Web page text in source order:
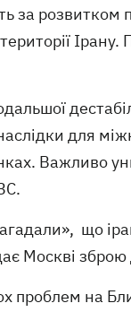
за розвитком
для
Важливо
що
Москві
проблем на